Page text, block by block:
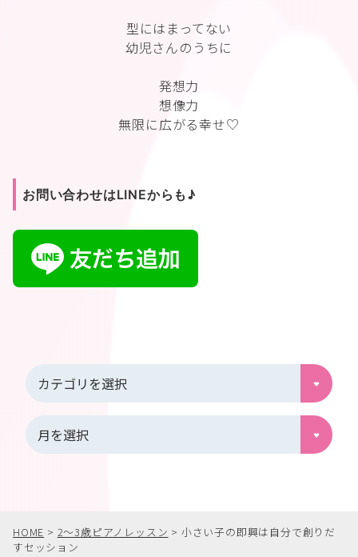
型にはまってない
幼児さんのうちに
発想力
想像力
無限に広がる幸せ♡
お問い合わせはLINEからも♪
HOME > 2〜3歳ピアノレッスン > 小さい子の即興は自分で創りだ
すセッション